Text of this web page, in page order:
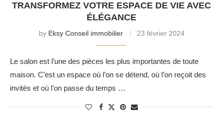
TRANSFORMEZ VOTRE ESPACE DE VIE AVEC
ÉLÉGANCE
by Eksy Conseil immobilier 23 février 2024
Le salon est l’une des pièces les plus importantes de toute
maison. C’est un espace où l’on se détend, où l’on reçoit des
invités et où l’on passe du temps …